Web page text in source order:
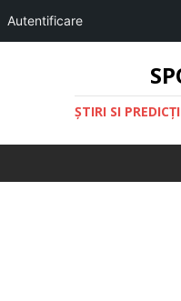
Autentificare
ŞTIRI SI